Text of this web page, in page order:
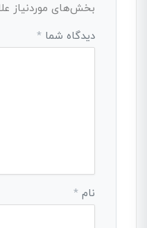
بخش‌های موردنیاز
دیدگاه شما *
نام *